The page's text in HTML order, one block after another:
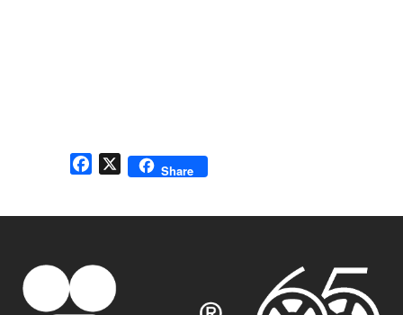
Facebook
X Share